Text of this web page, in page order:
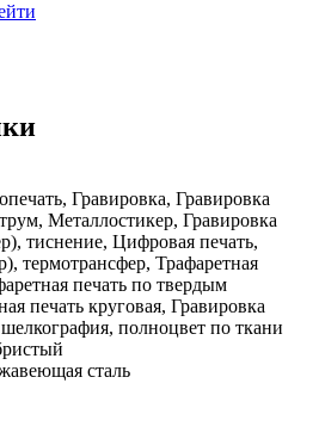
Гравировка, Гравировка
Металлостикер, Гравировка
тиснение, Цифровая печать,
термотрансфер, Трафаретная
печать по твердым
печать круговая, Гравировка
полноцвет по ткани
cталь